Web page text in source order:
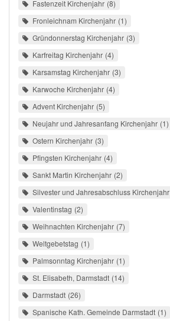
Fastenzeit Kirchenjahr 8
Fronleichnam Kirchenjahr 1
Gründonnerstag Kirchenjahr 3
Karfreitag Kirchenjahr 4
Karsamstag Kirchenjahr 3
Karwoche Kirchenjahr 4
Advent Kirchenjahr 5
Neujahr und Jahresanfang Kirchenjahr 1
Ostern Kirchenjahr 3
Pfingsten Kirchenjahr 4
Sankt Martin Kirchenjahr 2
Silvester und Jahresabschluss Kirchenjahr
Valentinstag 2
Weihnachten Kirchenjahr 7
Weltgebetstag 1
Palmsonntag Kirchenjahr 1
St. Elisabeth, Darmstadt 14
Darmstadt 26
Spanische Kath. Gemeinde Darmstadt 1